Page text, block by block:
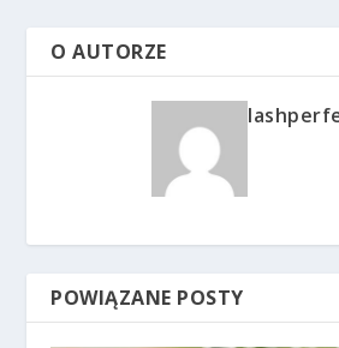
O AUTORZE
POWIĄZANE POSTY